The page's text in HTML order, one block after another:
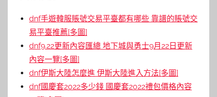
dnf手遊韓服賬號交易平臺都有哪些 靠譜的賬號交
易平臺推薦[多圖]
dnf9.22更新內容匯總 地下城與勇士9月22日更新
內容一覽[多圖]
dnf伊斯大陸怎麼進 伊斯大陸進入方法[多圖]
dnf國慶套2022多少錢 國慶套2022禮包價格內容